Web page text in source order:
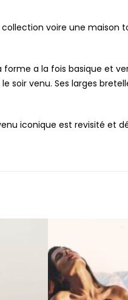
voire une maison
a la fois basique et
soir venu. Ses larges
iconique est revisité et